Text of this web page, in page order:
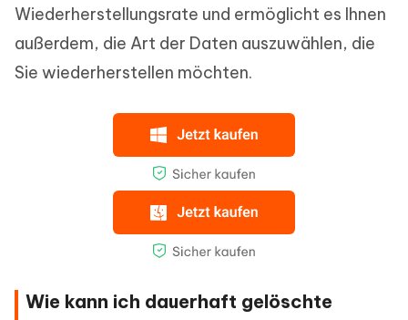
Wiederherstellungsrate und ermöglicht es Ihnen
außerdem, die Art der Daten auszuwählen, die
Sie wiederherstellen möchten.
Wie kann ich dauerhaft gelöschte